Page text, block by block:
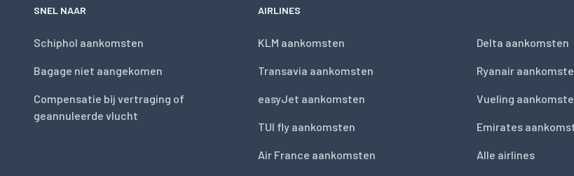
SNEL NAAR
Schiphol aankomsten
Bagage niet aangekomen
Compensatie bij vertraging of
geannuleerde vlucht
AIRLINES
KLM aankomsten
Transavia aankomsten
easyJet aankomsten
TUI fly aankomsten
Air France aankomsten
Delta aankomsten
Ryanair
Vueling
Emirates
Alle airlines